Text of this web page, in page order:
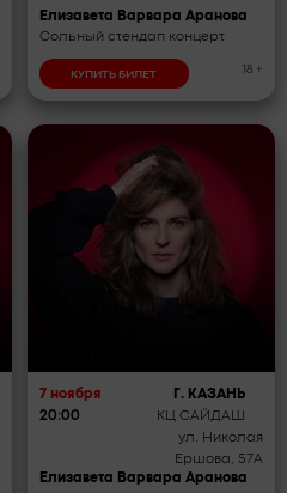
Елизавета Варвара Аранова
Сольный стендап концерт
КУПИТЬ БИЛЕТ 18 +
7 ноября
20:00
Г. КАЗАНЬ
КЦ САЙДАШ
ул. Николая
Ершова, 57А
Елизавета Варвара Аранова